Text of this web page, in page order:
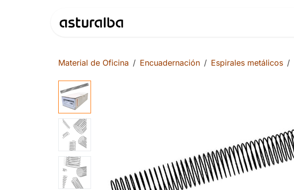
Material de Oficina Encuadernación Espirales metálicos